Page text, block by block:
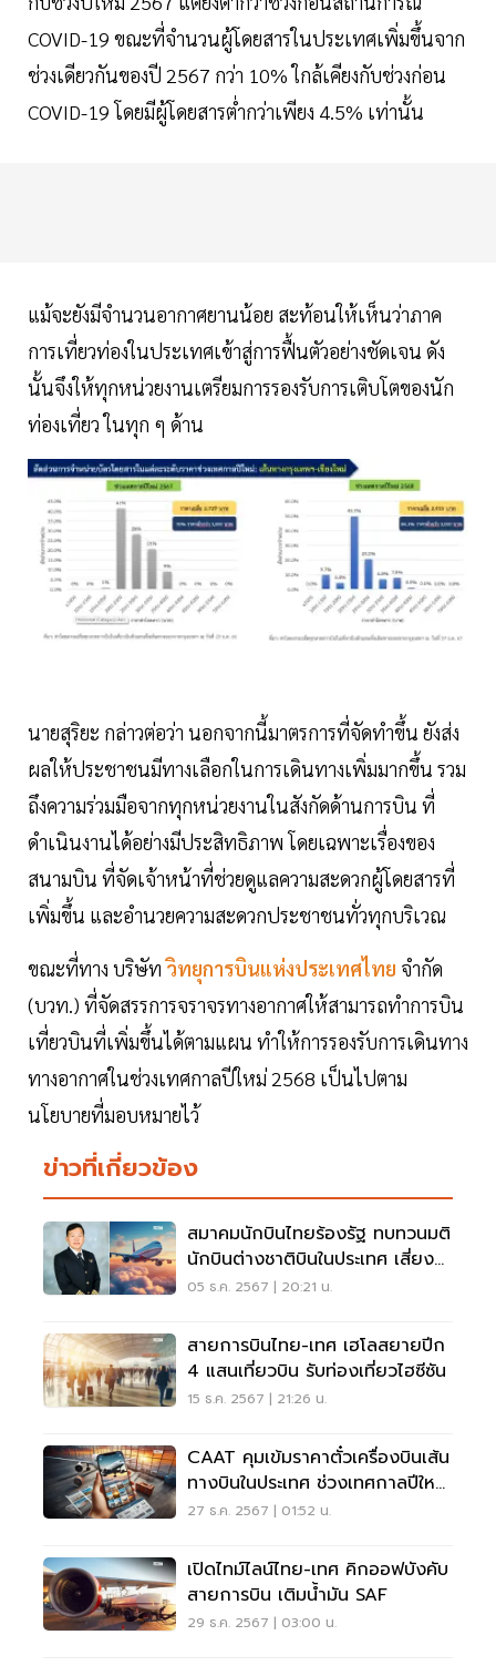
COVID-19 ขณะที่จำนวนผู้โดยสารในประเทศเพิ่มขึ้นจาก
ช่วงเดียวกันของปี 2567 กว่า 10% ใกล้เคียงกับช่วงก่อน
COVID-19 โดยมีผู้โดยสารต่ำกว่าเพียง 4.5% เท่านั้น
แม้จะยังมีจำนวนอากาศยานน้อย สะท้อนให้เห็นว่าภาค
การเที่ยวท่องในประเทศเข้าสู่การฟื้นตัวอย่างชัดเจน ดัง
นั้นจึงให้ทุกหน่วยงานเตรียมการรองรับการเติบโตของนัก
ท่องเที่ยว ในทุก ๆ ด้าน
นายสุริยะ กล่าวต่อว่า นอกจากนี้มาตรการที่จัดทำขึ้น ยังส่ง
ผลให้ประชาชนมีทางเลือกในการเดินทางเพิ่มมากขึ้น รวม
ถึงความร่วมมือจากทุกหน่วยงานในสังกัดด้านการบิน ที่
ดำเนินงานได้อย่างมีประสิทธิภาพ โดยเฉพาะเรื่องของ
สนามบิน ที่จัดเจ้าหน้าที่ช่วยดูแลความสะดวกผู้โดยสารที่
เพิ่มขึ้น และอำนวยความสะดวกประชาชนทั่วทุกบริเวณ
ขณะที่ทาง บริษัทวิทยุการบินแห่งประเทศไทย จำกัด
(บวท.) ที่จัดสรรการจราจรทางอากาศให้สามารถทำการบิน
เที่ยวบินที่เพิ่มขึ้นได้ตามแผน ทำให้การรองรับการเดินทาง
ทางอากาศในช่วงเทศกาลปีใหม่ 2568 เป็นไปตาม
นโยบายที่มอบหมายไว้
ข่าวที่เกี่ยวข้อง
สมาคมนักบินไทยร้องรัฐ ทบทวนมติ
นักบินต่างชาติบินในประเทศ เสี่ยง
ติดธงแดง
05 ธ.ค. 2567 | 20:21 น.
สายการบินไทย-เทศ เฮโลสยายปีก
4 แสนเที่ยวบิน รับท่องเที่ยวไฮซีซัน
15 ธ.ค. 2567 | 21:26 น.
CAAT คุมเข้มราคาตั๋วเครื่องบินเส้น
ทางบินในประเทศ ช่วงเทศกาลปีใหม่
2568
27 ธ.ค. 2567 | 01:52 น.
เปิดไทม์ไลน์ไทย-เทศ คิกออฟบังคับ
สายการบิน เติมน้ำมัน SAF
29 ธ.ค. 2567 | 03:00 น.